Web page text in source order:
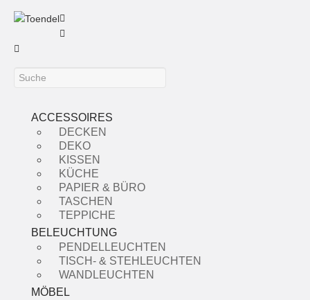
ACCESSOIRES
DECKEN
DEKO
KISSEN
KÜCHE
PAPIER & BÜRO
TASCHEN
TEPPICHE
BELEUCHTUNG
PENDELLEUCHTEN
TISCH- & STEHLEUCHTEN
WANDLEUCHTEN
MÖBEL